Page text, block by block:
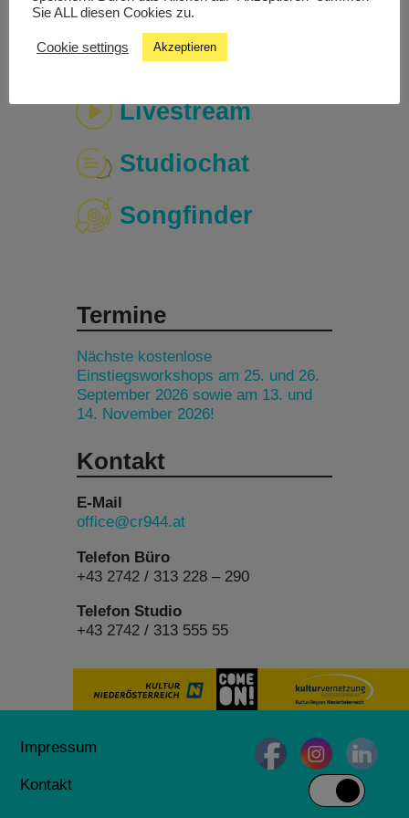
Livestream
Studiochat
Songfinder
Termine
Nächste kostenlose
Einstiegsworkshops am 25. und 26.
September 2026 sowie am 13. und
14. November 2026!
Kontakt
E-Mail
office@cr944.at
Telefon Büro
+43 2742 / 313 228 – 290
Telefon Studio
+43 2742 / 313 555 55
Impressum
Kontakt
Sie ALL diesen Cookies zu.
Cookie settings Akzeptieren